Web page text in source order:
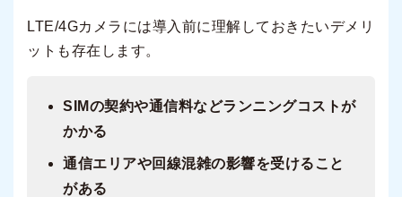
LTE/4Gカメラには導入前に理解しておきたいデメリ
ットも存在します。
SIMの契約や通信料などランニングコストが
かかる
通信エリアや回線混雑の影響を受けること
がある